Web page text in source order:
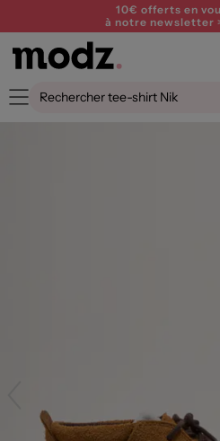
10€ offerts en
à notre newsletter